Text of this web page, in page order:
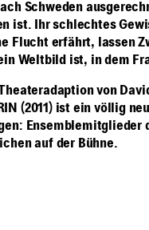
Schweden
ist. Ihr schlechtes
Flucht erfährt, lassen
Weltbild ist, in dem
von
(2011) ist ein völlig
Ensemblemitglieder
auf der Bühne.